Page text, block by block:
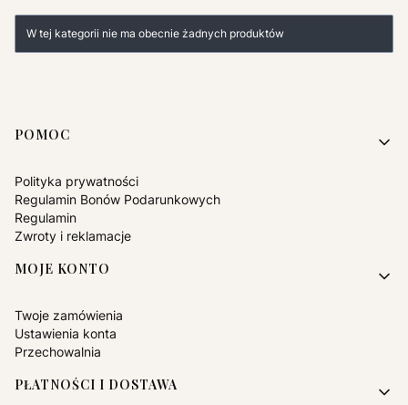
Lista produktów
W tej kategorii nie ma obecnie żadnych produktów
Linki w stopce
POMOC
Polityka prywatności
Regulamin Bonów Podarunkowych
Regulamin
Zwroty i reklamacje
MOJE KONTO
Twoje zamówienia
Ustawienia konta
Przechowalnia
PŁATNOŚCI I DOSTAWA